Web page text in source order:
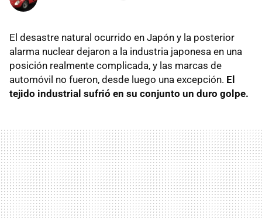
El desastre natural ocurrido en Japón y la posterior
alarma nuclear dejaron a la industria japonesa en una
posición realmente complicada, y las marcas de
automóvil no fueron, desde luego una excepción. El
tejido industrial sufrió en su conjunto un duro golpe.